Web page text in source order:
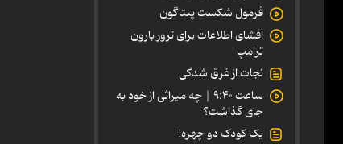
فرمول شکست پنتاگون
افشای اطلاعات برای ترور بارون
ترامپ
نجات از غرق شدگی
ساعت ۹:۴۰ | چه میراثی از خود به
جای گذاشت؟
یک کودک دو چهره!